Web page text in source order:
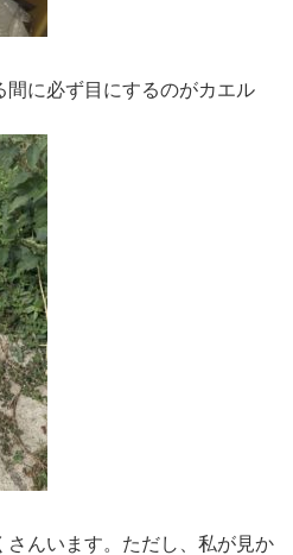
に必ず目にするのがカエル
んいます。ただし、私が見か